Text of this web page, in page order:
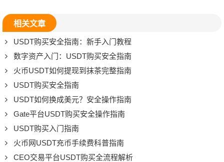
相关文章
USDT购买安全指南：新手入门教程
数字资产入门：USDT购买安全指南
火币USDT如何提现到抹茶完整指南
USDT购买安全指南
USDT如何换成美元？安全操作指南
Gate平台USDT购买安全操作指南
USDT购买入门指南
火币网USDT充币手续费科普指南
CEO交易平台USDT购买全流程解析